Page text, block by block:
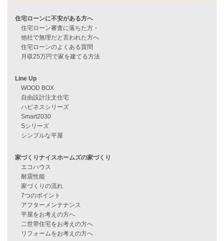
資料請求
見学会情報
住宅ローンに不安がある方へ
住宅ローン審査に落ちた方・
他社で無理だと言われた方へ
住宅ローンのよくある質問
月収25万円で家を建てる方法
Line Up